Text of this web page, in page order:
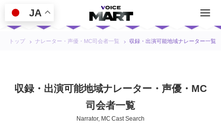
トップ ナレーター・声優・MC司会者一覧 収録・出演可能地域ナレーター一覧
収録・出演可能地域ナレーター・声優・MC
司会者一覧
Narrator, MC Cast Search
JA